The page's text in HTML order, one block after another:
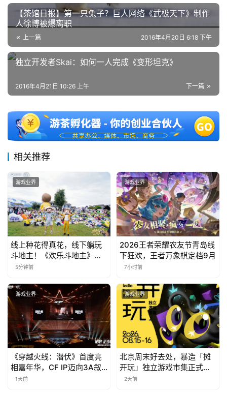
第
三
金
茶
7
月
3
0
日
游
茶
对
接
会
上
海
站
【茶馆日报】第一只兔子？巨人网络《武极天下》制作
人徐博被爆离职
上一篇 2016年4月20日 6:18 下午
独立开发者Skai：如何一人完成《变形坦克》
下一篇
2016年4月21日 10:26 上午
相关推荐
游戏业界
线上种花得真花，线下躺玩
斗地主！《欢乐斗地主》欢
乐中国行·云南站精彩盘点
5分钟前
游戏业界
2026王者荣耀农友节青岛线
下狂欢，王者万象棋定档9月
7小时前
游戏业界
《穿越火线：潜伏》首度亮
相嘉年华，CF IP迈向3A叙
事新高度
1天前
游戏业界
北京周末好去处，暴造「摊
开玩」独立游戏市集正式开
票！
2天前